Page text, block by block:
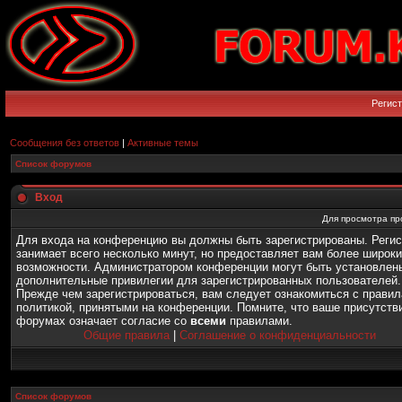
Сообщения без ответов | Активные темы
Список форумов
Вход
Для просмотра
Для входа на конференцию вы должны быть зарегистрированы.
занимает всего несколько минут, но предоставляет вам более
возможности. Администратором конференции могут быть
дополнительные привилегии для зарегистрированных пользователей.
Прежде чем зарегистрироваться, вам следует ознакомиться с
политикой, принятыми на конференции. Помните, что ваше
форумах означает согласие со всеми правилами.
Общие правила
Соглашение о конфиденциальности
Список форумов